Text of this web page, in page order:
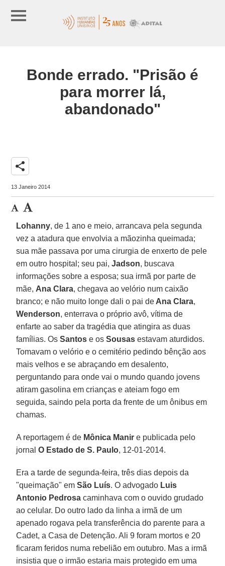
Bonde errado. "Prisão é
para morrer lá,
abandonado"
share
13 Janeiro 2014
Lohanny, de 1 ano e meio, arrancava pela segunda
vez a atadura que envolvia a mãozinha queimada;
sua mãe passava por uma cirurgia de enxerto de pele
em outro hospital; seu pai,Jadson, buscava
informações sobre a esposa; sua irmã por parte de
mãe, Ana Clara, chegava ao velório num caixão
branco; e não muito longe dali o pai de Ana Clara,
Wenderson, enterrava o próprio avô, vítima de
enfarte ao saber da tragédia que atingira as duas
famílias. OsSantos e osSousas estavam aturdidos.
Tomavam o velório e o cemitério pedindo bênção aos
mais velhos e se abraçando em desalento,
perguntando para onde vai o mundo quando jovens
atiram gasolina em crianças e ateiam fogo em
seguida, saindo pela porta da frente de um ônibus em
chamas.
A reportagem é de Mônica Manir e publicada pelo
jornalO Estado de S. Paulo, 12-01-2014.
Era a tarde de segunda-feira, três dias depois da
"queimação" emSão Luís. O advogado Luis
Antonio Pedrosa caminhava com o ouvido grudado
ao celular. Do outro lado da linha a irmã de um
apenado rogava pela transferência do parente para a
Cadet, a Casa de Detenção. Ali 9 foram mortos e 20
ficaram feridos numa rebelião em outubro. Mas a irmã
insistia que o irmão estaria mais protegido em uma